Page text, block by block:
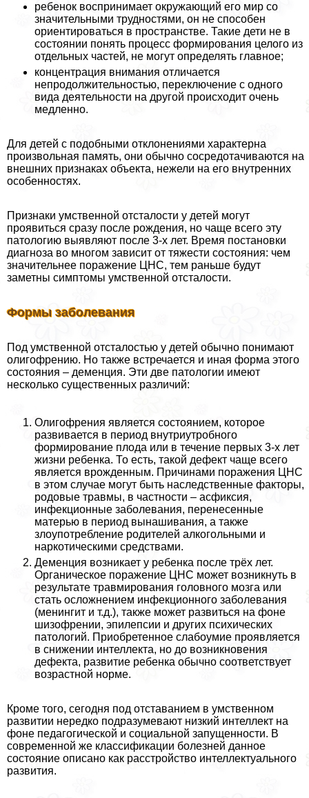
ребенок воспринимает окружающий его мир со
значительными трудностями, он не способен
ориентироваться в прострaнcтве. Такие дети не в
состоянии понять процесс формирования целого из
отдельных частей, не могут определять главное;
концентрация внимания отличается
непродолжительностью, переключение с одного
вида деятельности на другой происходит очень
медленно.
Для детей с подобными отклонениями хаpaктерна
произвольная память, они обычно сосредотачиваются на
внешних признаках объекта, нежели на его внутренних
особенностях.
Признаки умственной отсталости у детей могут
проявиться сразу после рождения, но чаще всего эту
патологию выявляют после 3-х лет. Время постановки
диагноза во многом зависит от тяжести состояния: чем
значительнее поражение ЦНС, тем раньше будут
заметны симптомы умственной отсталости.
Формы заболевания
Под умственной отсталостью у детей обычно понимают
олигофрению. Но также встречается и иная форма этого
состояния – деменция. Эти две патологии имеют
несколько существенных различий:
Олигофрения является состоянием, которое
развивается в период внутриутробного
формирование плода или в течение первых 3-х лет
жизни ребенка. То есть, такой дефект чаще всего
является врожденным. Причинами поражения ЦНС
в этом случае могут быть наследственные факторы,
родовые травмы, в частности – асфиксия,
инфекционные заболевания, перенесенные
матерью в период вынашивания, а также
злоупотрeбление родителей алкогольными и
наркотическими средствами.
Деменция возникает у ребенка после трёх лет.
Органическое поражение ЦНС может возникнуть в
результате травмирования головного мозга или
стать осложнением инфекционного заболевания
(менингит и т.д.), также может развиться на фоне
шизофрении, эпилепсии и других психических
патологий. Приобретенное слабоумие проявляется
в снижении интеллекта, но до возникновения
дефекта, развитие ребенка обычно соответствует
возрастной норме.
Кроме того, сегодня под отставанием в умственном
развитии нередко подразумевают низкий интеллект на
фоне педагогической и социальной запущенности. В
современной же классификации болезней данное
состояние описано как расстройство интеллектуального
развития.